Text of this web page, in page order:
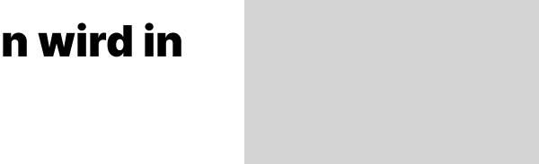
wird in